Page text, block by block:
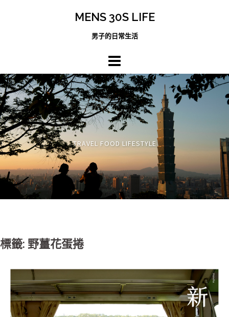
MENS 30S LIFE
男子的日常生活
TRAVEL FOOD LIFESTYLE
標籤: 野薑花蛋捲